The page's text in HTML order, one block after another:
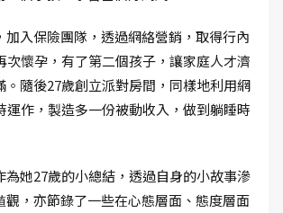
加入保險團隊，透過網絡營銷，取得行內
次懷孕，有了第二個孩子，讓家庭人才濟
。隨後27歲創立派對房間，同樣地利用網
運作，製造多一份被動收入，做到躺睡時
為她27歲的小總結，透過自身的小故事滲
觀，亦節錄了一些在心態層面、態度層面